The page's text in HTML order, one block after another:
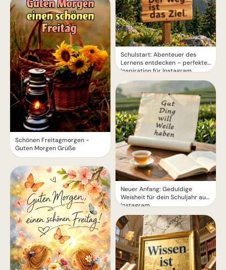
Schönen Freitagmorgen -
Guten Morgen Grüße
Schulstart: Abenteuer des
Lernens entdecken – perfekte
Inspiration für Instagram
Neuer Anfang: Geduldige
Weisheit für dein Schuljahr auf
Instagram.